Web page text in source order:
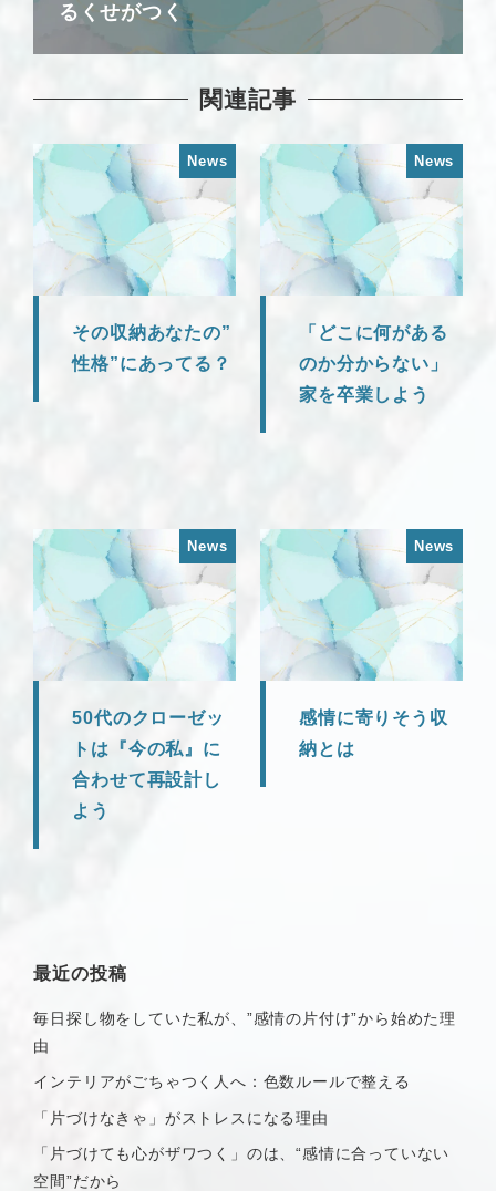
るくせがつく
関連記事
News
その収納あなたの”
性格”にあってる？
News
「どこに何がある
のか分からない」
家を卒業しよう
News
50代のクローゼッ
トは『今の私』に
合わせて再設計し
よう
News
感情に寄りそう収
納とは
最近の投稿
毎日探し物をしていた私が、”感情の片付け”から始めた理
由
インテリアがごちゃつく人へ：色数ルールで整える
「片づけなきゃ」がストレスになる理由
「片づけても心がザワつく」のは、“感情に合っていない
空間”だから